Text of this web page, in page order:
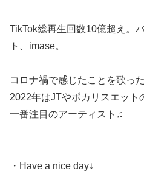
TikTok総再生回数10億超え。
ト、imase。
コロナ禍で感じたことを歌っ
2022年はJTやポカリスエット
一番注目のアーティスト♫
・Have a nice day↓